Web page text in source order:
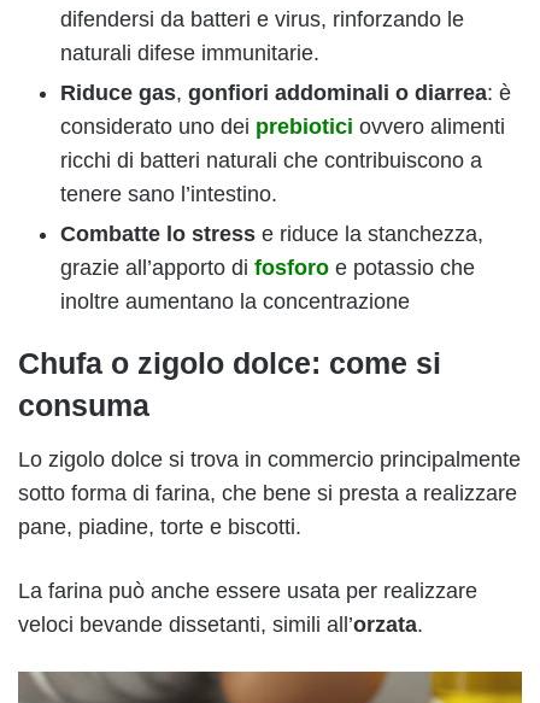
difendersi da batteri e virus, rinforzando le
naturali difese immunitarie.
Riduce gas, gonfiori addominali o diarrea: è
considerato uno dei prebiotici ovvero alimenti
ricchi di batteri naturali che contribuiscono a
tenere sano l’intestino.
Combatte lo stress e riduce la stanchezza,
grazie all’apporto di fosforo e potassio che
inoltre aumentano la concentrazione
Chufa o zigolo dolce: come si
consuma
Lo zigolo dolce si trova in commercio principalmente
sotto forma di farina, che bene si presta a realizzare
pane, piadine, torte e biscotti.
La farina può anche essere usata per realizzare
veloci bevande dissetanti, simili all’orzata.